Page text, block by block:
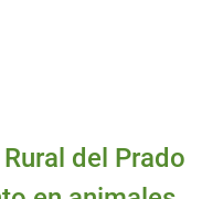
del Prado